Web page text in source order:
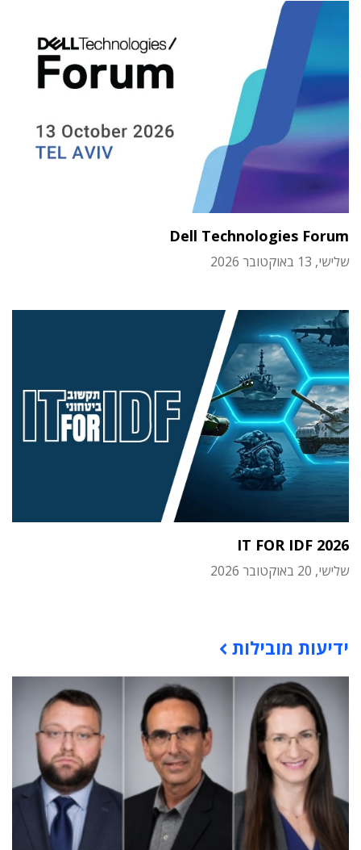
Dell Technologies Forum
שלישי, 13 באוקטובר 2026
IT FOR IDF 2026
שלישי, 20 באוקטובר 2026
ידיעות מובילות